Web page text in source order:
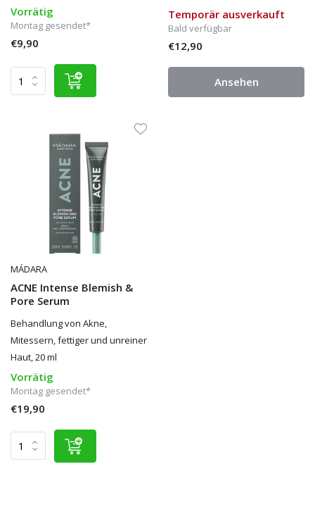
Vorrätig
Montag gesendet*
€9,90
Temporär ausverkauft
Bald verfügbar
€12,90
Ansehen
MÁDARA
ACNE Intense Blemish &
Pore Serum
Behandlung von Akne,
Mitessern, fettiger und unreiner
Haut, 20 ml
Vorrätig
Montag gesendet*
€19,90